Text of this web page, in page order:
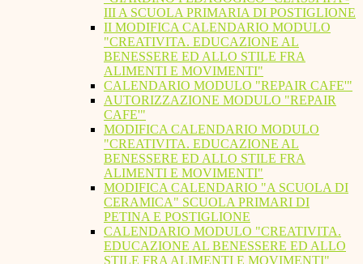
III A SCUOLA PRIMARIA DI POSTIGLIONE
II MODIFICA CALENDARIO MODULO
"CREATIVITA. EDUCAZIONE AL
BENESSERE ED ALLO STILE FRA
ALIMENTI E MOVIMENTI"
CALENDARIO MODULO "REPAIR CAFE'"
AUTORIZZAZIONE MODULO "REPAIR
CAFE'"
MODIFICA CALENDARIO MODULO
"CREATIVITA. EDUCAZIONE AL
BENESSERE ED ALLO STILE FRA
ALIMENTI E MOVIMENTI"
MODIFICA CALENDARIO "A SCUOLA DI
CERAMICA" SCUOLA PRIMARI DI
PETINA E POSTIGLIONE
CALENDARIO MODULO "CREATIVITA.
EDUCAZIONE AL BENESSERE ED ALLO
STILE FRA ALIMENTI E MOVIMENTI"